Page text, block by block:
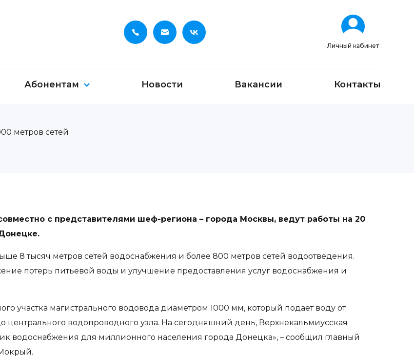
Личный кабинет
Абонентам Новости Вакансии Контакты
метров сетей
с представителями шеф-региона – города Москвы, ведут работы на 20
8 тысяч метров сетей водоснабжения и более 800 метров сетей водоотведения.
потерь питьевой воды и улучшение предоставления услуг водоснабжения и
участка магистрального водовода диаметром 1000 мм, который подаёт воду от
водопроводного узла. На сегодняшний день, Верхнекальмиусская
водоснабжения для миллионного населения города Донецка», – сообщил главный